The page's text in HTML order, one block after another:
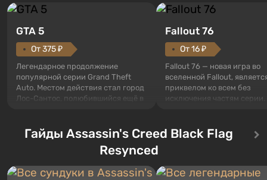
GTA 5
От 375 ₽
Легендарное продолжение
популярной серии Grand Theft
Auto. Местом действия стал город
Лос-Сантос, полюбившийся ещё в
сразу трех персонажей: Майкла,
Тревора и Франклина, между
Жанр и...
Fallout 76
От 16 ₽
Fallout 76 — новая игра во
вселенной Fallout,
приквелом ко всем без
исключения частям серии.
Оно же, по задумке
Vault-Tec, должно
Место действия Fallout...
Гайды Assassin's Creed Black Flag
Resynced